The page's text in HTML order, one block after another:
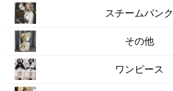
スチームパンク
その他
ワンピース